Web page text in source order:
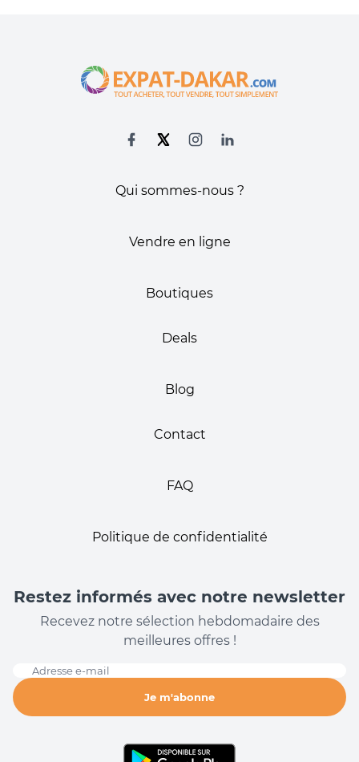
Qui sommes-nous ?
Vendre en ligne
Boutiques
Deals
Blog
Contact
FAQ
Politique de confidentialité
Restez informés avec notre newsletter
Recevez notre sélection hebdomadaire des
meilleures offres !
Adresse e-mail
Je m'abonne